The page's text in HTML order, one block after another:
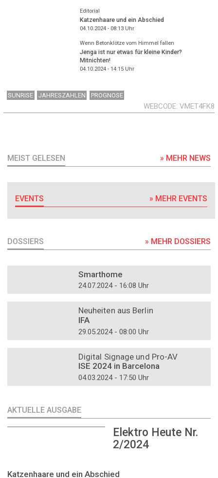
Editorial
Katzenhaare und ein Abschied
04.10.2024 - 08:13Uhr
Wenn Betonklötze vom Himmel fallen
Jenga ist nur etwas für kleine Kinder?
Mitnichten!
04.10.2024 - 14:15Uhr
SUNRISE JAHRESZAHLEN PROGNOSE
WEBCODE VMET4FK8
MEIST GELESEN » MEHR NEWS
EVENTS » MEHR EVENTS
DOSSIERS » MEHR DOSSIERS
Smarthome
24.07.2024 - 16:08 Uhr
Neuheiten aus Berlin
IFA
29.05.2024 - 08:00 Uhr
Digital Signage und Pro-AV
ISE 2024 in Barcelona
04.03.2024 - 17:50 Uhr
AKTUELLE AUSGABE
Elektro Heute Nr.
2/2024
Katzenhaare und ein Abschied